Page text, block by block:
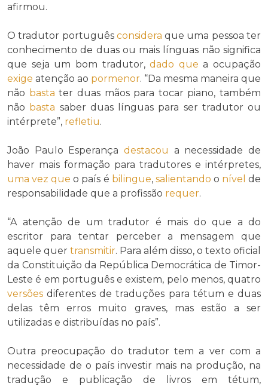
afirmou.
O tradutor português considera que uma pessoa ter
conhecimento de duas ou mais línguas não significa
que seja um bom tradutor,dado que a ocupação
exige atenção ao pormenor. “Da mesma maneira que
não basta ter duas mãos para tocar piano, também
não basta saber duas línguas para ser tradutor ou
intérprete”, refletiu.
João Paulo Esperança destacou a necessidade de
haver mais formação para tradutores e intérpretes,
uma vez que o país é bilingue, salientando o nível de
responsabilidade que a profissão requer.
“A atenção de um tradutor é mais do que a do
escritor para tentar perceber a mensagem que
aquele quer transmitir. Para além disso, o texto oficial
da Constituição da República Democrática de Timor-
Leste é em português e existem, pelo menos, quatro
versões diferentes de traduções para tétum e duas
delas têm erros muito graves, mas estão a ser
utilizadas e distribuídas no país”.
Outra preocupação do tradutor tem a ver com a
necessidade de o país investir mais na produção, na
tradução e publicação de livros em tétum,